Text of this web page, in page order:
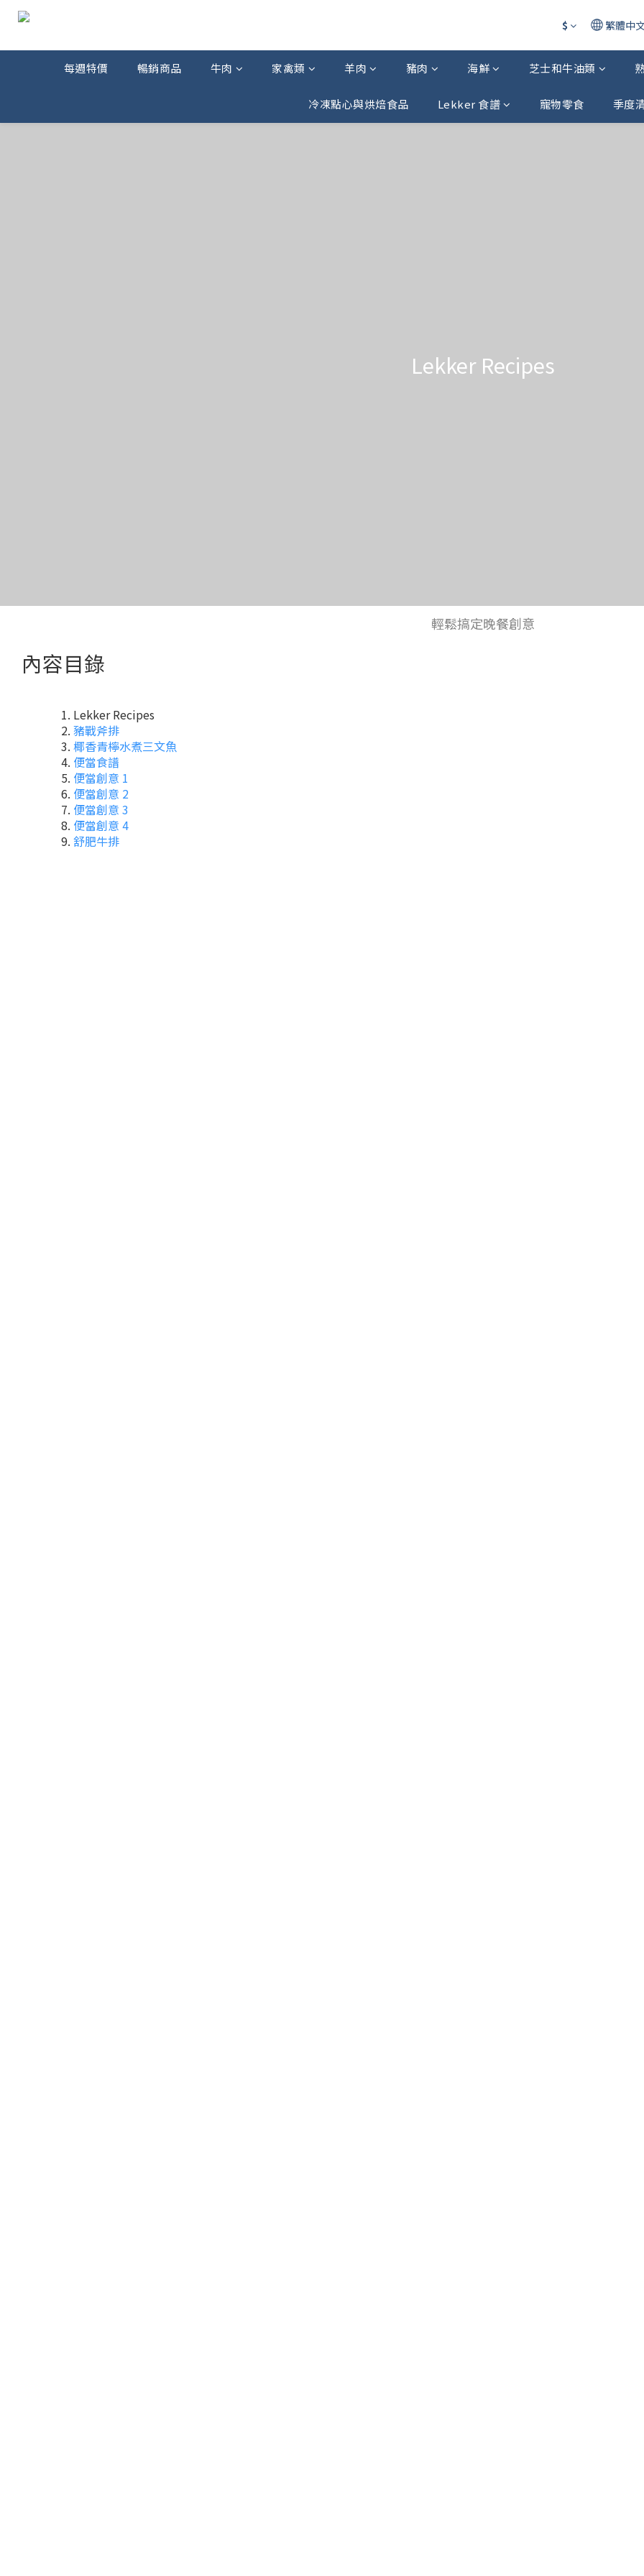
$ 繁體中
每週特價 暢銷商品 牛肉 家禽類 羊肉 豬肉 海鮮 芝士和牛油類
冷凍點心與烘焙食品 Lekker 食譜 寵物零食 季度
Lekker Recipes
輕鬆搞定晚餐創意
內容目錄
Lekker Recipes
豬戰斧排
椰香青檸水煮三文魚
便當食譜
便當創意 1
便當創意 2
便當創意 3
便當創意 4
舒肥牛排